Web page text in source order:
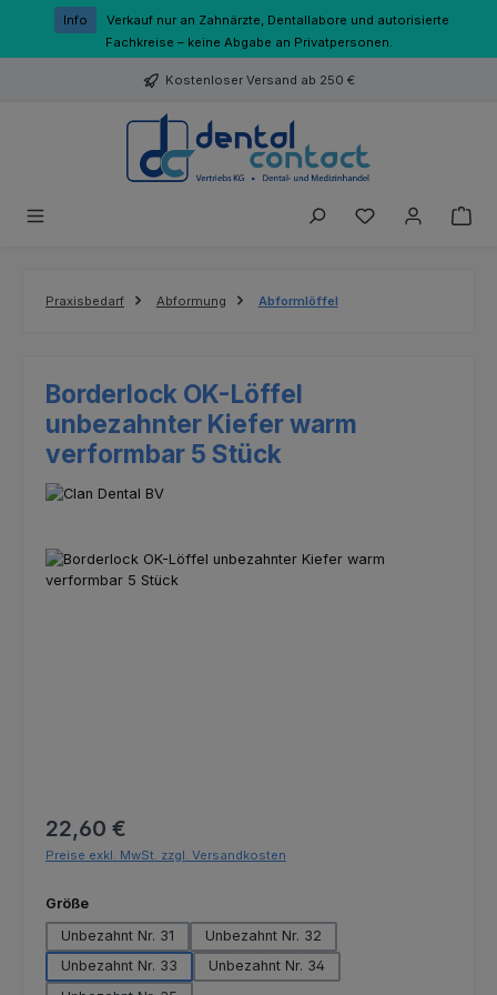
Zum Hauptinhalt springen
Info
Verkauf nur an Zahnärzte, Dentallabore und autorisierte
Fachkreise – keine Abgabe an Privatpersonen.
Kostenloser Versand ab 250 €
Du hast 0
Praxisbedarf Abformung Abformlöffel
Borderlock OK-Löffel
unbezahnter Kiefer warm
verformbar 5 Stück
Bildergalerie überspringen
Regulärer Preis:
22,60 €
Preise exkl. MwSt. zzgl. Versandkosten
Größeauswählen
Unbezahnt Nr. 31
Unbezahnt Nr. 32
Unbezahnt Nr. 33
Unbezahnt Nr. 34